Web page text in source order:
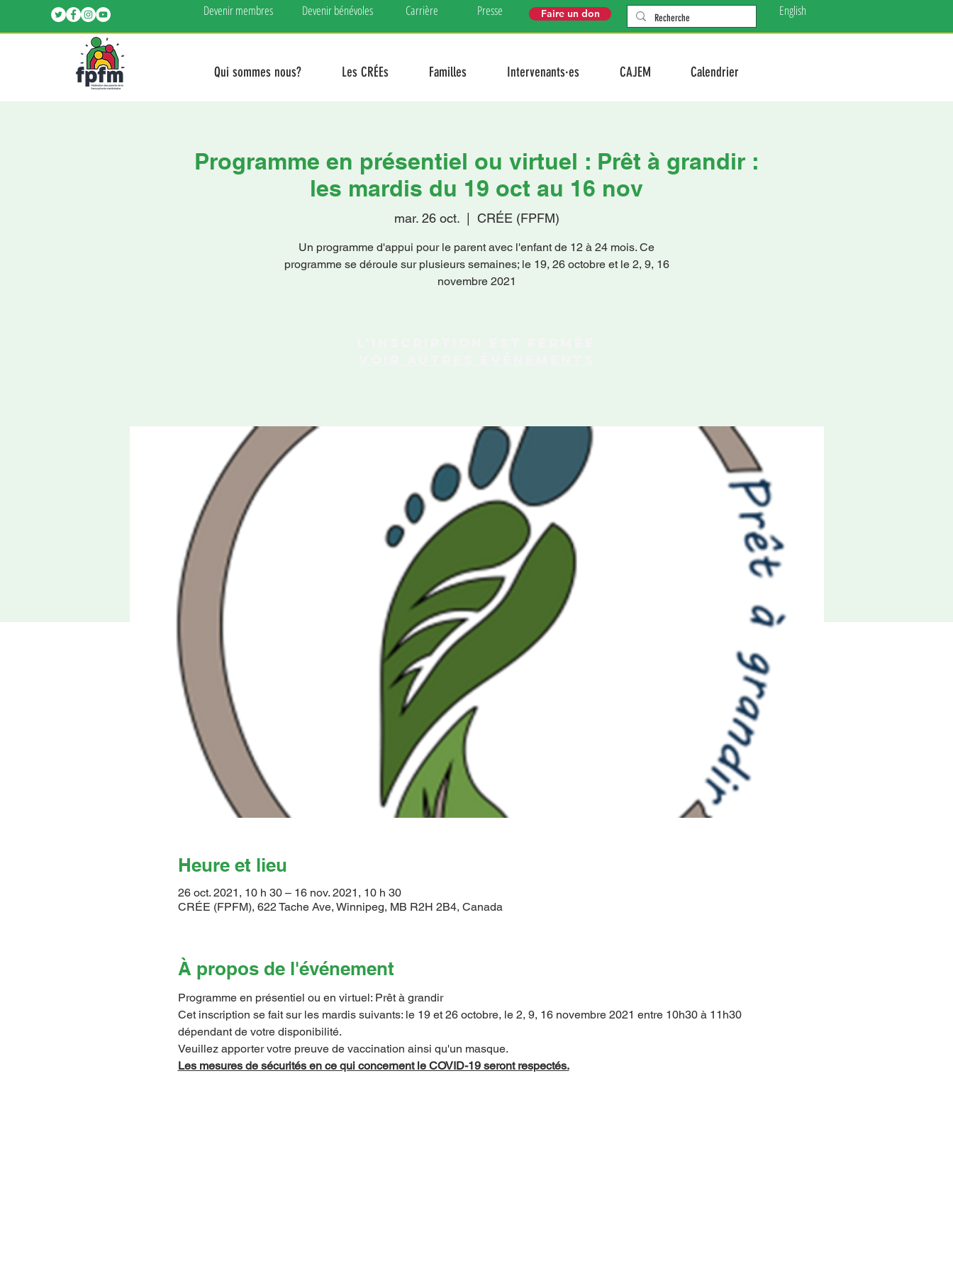
Devenir membres Devenir bénévoles Carrière Presse Faire un don English
Qui sommes nous? Les CRÉEs Familles Intervenants·es CAJEM Calendrier
Programme en présentiel ou virtuel : Prêt à grandir :
les mardis du 19 oct au 16 nov
mar. 26 oct.
  |
CRÉE (FPFM)
Un programme d'appui pour le parent avec l'enfant de 12 à 24 mois. Ce
programme se déroule sur plusieurs semaines; le 19, 26 octobre et le 2, 9, 16
novembre 2021
Heure et lieu
26 oct. 2021, 10 h 30 – 16 nov. 2021, 10 h 30
CRÉE (FPFM), 622 Tache Ave, Winnipeg, MB R2H 2B4, Canada
À propos de l'événement
Programme en présentiel ou en virtuel: Prêt à grandir
Cet inscription se fait sur les mardis suivants: le 19 et 26 octobre, le 2, 9, 16 novembre 2021 entre 10h30 à 11h30
dépendant de votre disponibilité.
Veuillez apporter votre preuve de vaccination ainsi qu'un masque.
Les mesures de sécurités en ce qui concernent le COVID-19 seront respectés.